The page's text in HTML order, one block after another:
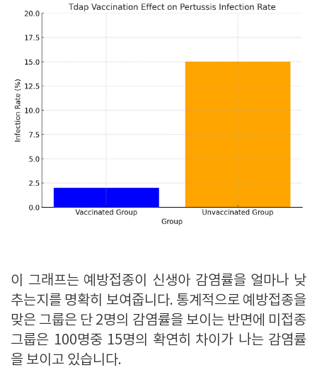
이 그래프는 예방접종이 신생아 감염률을 얼마나 낮
추는지를 명확히 보여줍니다. 통계적으로 예방접종을
맞은 그룹은 단 2명의 감염률을 보이는 반면에 미접종
그룹은 100명중 15명의 확연히 차이가 나는 감염률
을 보이고 있습니다.